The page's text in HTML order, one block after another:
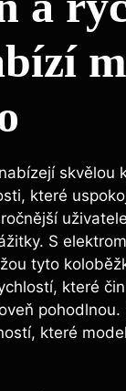
skvělou
které
S
tyto
které
které